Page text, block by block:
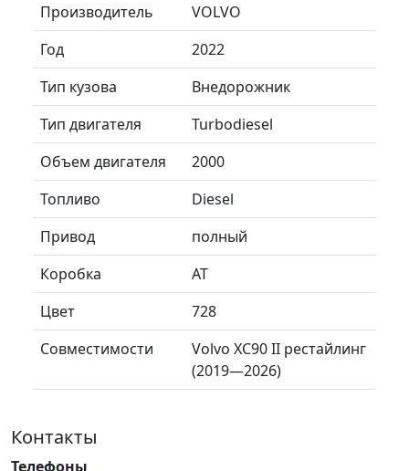
Производитель
VOLVO
Год
2022
Тип кузова
Внедорожник
Тип двигателя
Turbodiesel
Объем двигателя
2000
Топливо
Diesel
Привод
полный
Коробка
AT
Цвет
728
Совместимости
Volvo XC90 II рестайлинг
(2019—2026)
Контакты
Телефоны